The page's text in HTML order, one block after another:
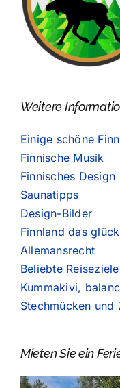
Weitere
Einige schöne
Finnische Musik
Finnisches Design
Saunatipps
Design-Bilder
Finnland das
Allemansrecht
Beliebte Reiseziele
Kummakivi,
Stechmücken und
Mieten Sie ein